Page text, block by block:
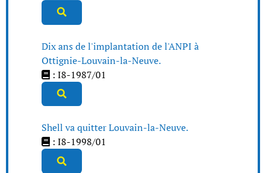
Dix ans de l'implantation de l'ANPI à
Ottignie-Louvain-la-Neuve.
: I8-1987/01
Shell va quitter Louvain-la-Neuve.
: I8-1998/01